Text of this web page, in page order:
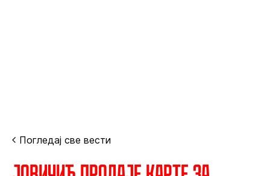
Погледај све вести